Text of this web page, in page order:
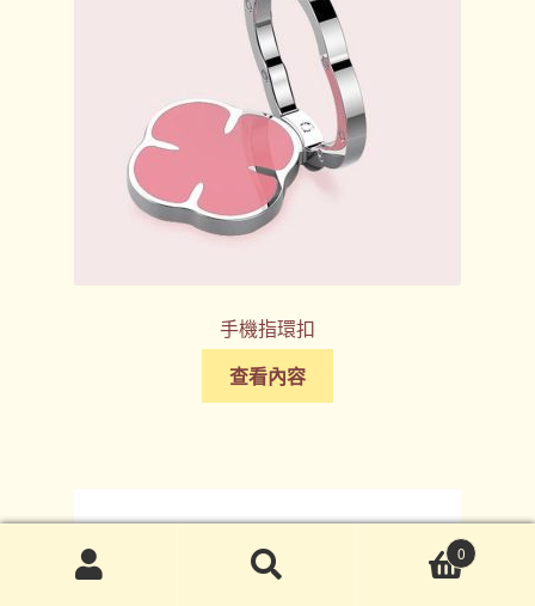
手機指環扣
查看內容
0